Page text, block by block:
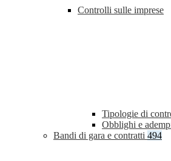
Controlli sulle imprese
Tipologie di
Obblighi e
Bandi di gara e contratti 494